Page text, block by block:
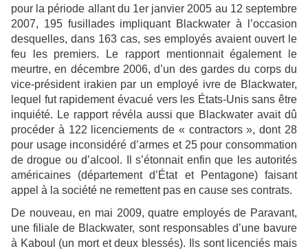
pour la période allant du 1er janvier 2005 au 12 septembre
2007, 195 fusillades impliquant Blackwater à l’occasion
desquelles, dans 163 cas, ses employés avaient ouvert le
feu les premiers. Le rapport mentionnait également le
meurtre, en décembre 2006, d’un des gardes du corps du
vice-président irakien par un employé ivre de Blackwater,
lequel fut rapidement évacué vers les États-Unis sans être
inquiété. Le rapport révéla aussi que Blackwater avait dû
procéder à 122 licenciements de « contractors », dont 28
pour usage inconsidéré d’armes et 25 pour consommation
de drogue ou d’alcool. Il s’étonnait enfin que les autorités
américaines (département d’État et Pentagone) faisant
appel à la société ne remettent pas en cause ses contrats.
De nouveau, en mai 2009, quatre employés de Paravant,
une filiale de Blackwater, sont responsables d’une bavure
à Kaboul (un mort et deux blessés). Ils sont licenciés mais